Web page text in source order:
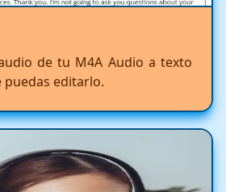
de tu M4A Audio a texto
puedas editarlo.